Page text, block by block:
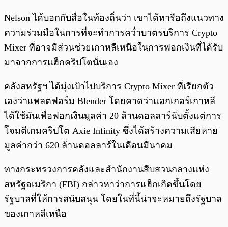
Nelson ได้บอกกับสื่อในท้องถิ่นว่า เขาได้หารือถึงแนวทาง
ความร่วมมือในการที่จะทำการคว่ำบาตรบริการ Crypto
Mixer ที่อาจมีส่วนช่วยเกาหลีเหนือในการฟอกเงินที่ได้รับ
มาจากการแฮ็กคริปโตนั่นเอง
คลังสหรัฐฯ ได้มุ่งเป้าไปบริการ Crypto Mixer ที่เรียกตัว
เองว่าแพลตฟอร์ม Blender โดยคาดว่าแฮกเกอร์เกาหลี
ได้ใช้มันเพื่อฟอกเงินมูลค่า 20 ล้านดอลลาร์นับตั้งแต่การ
โจมตีเกมคริปโต Axie Infinity ซึ่งได้สร้างความเสียหาย
มูลค่ากว่า 620 ล้านดอลลาร์ในเดือนมีนาคม
ทางกระทรวงการคลังและสำนักงานสืบสวนกลางแห่ง
สหรัฐอเมริกา (FBI) กล่าวหาว่าการแฮ็กเกิดขึ้นโดย
รัฐบาลที่ให้การสนับสนุน โดยในที่นี้น่าจะหมายถึงรัฐบาล
ของเกาหลีเหนือ